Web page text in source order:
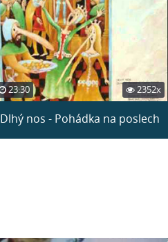
23:30 2352x
Dlhý nos - Pohádka na poslech